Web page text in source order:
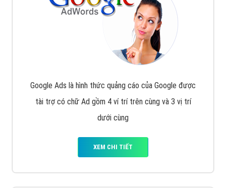
Google Ads là hình thức quảng cáo của Google được
tài trợ có chữ Ad gồm 4 ví trí trên cùng và 3 vị trí
dưới cùng
XEM CHI TIẾT